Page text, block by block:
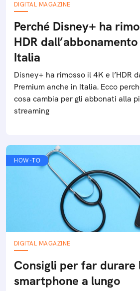
DIGITAL MAGAZINE
Perché Disney+ ha
HDR
Italia
Disney+ ha rimosso il 4K e l’HDR
Premium anche in Italia. Ecco
cosa cambia per gli abbonati alla
streaming
HOW-TO
DIGITAL MAGAZINE
Consigli per far durare
smartphone a lungo